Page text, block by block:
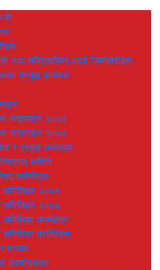
तथा मन्त्रिपरिषद कार्य जिम्मेवारीहरू
प्रमुख कार्यहरु
सदस्यहरु २०७९
सदस्यहरु २०७४
र प्रमुख सचेतहरु
समिति
समितिहरु
समितिहरु २०७९
समितिहरु २०७४
कार्यक्षेत्र
प्रतिवेदन
माध्यम
कार्यालयहरु